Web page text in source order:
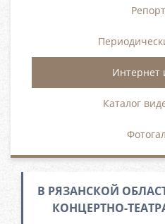
Интернет
Каталог
В РЯЗАНСКОЙ
КОНЦЕРТНО-